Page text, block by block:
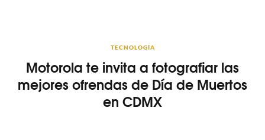
TECNOLOGÍA
Motorola te invita a fotografiar las
mejores ofrendas de Día de Muertos
en CDMX